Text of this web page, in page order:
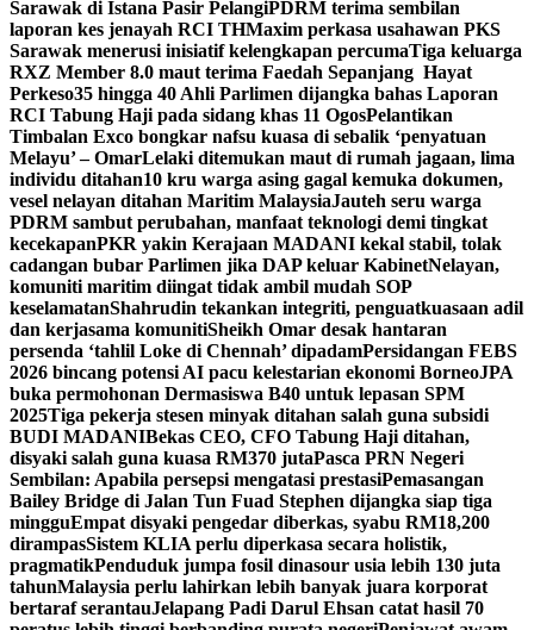
Sarawak di Istana Pasir PelangiPDRM terima sembilan
laporan kes jenayah RCI THMaxim perkasa usahawan PKS
Sarawak menerusi inisiatif kelengkapan percumaTiga keluarga
RXZ Member 8.0 maut terima Faedah Sepanjang Hayat
Perkeso35 hingga 40 Ahli Parlimen dijangka bahas Laporan
RCI Tabung Haji pada sidang khas 11 OgosPelantikan
Timbalan Exco bongkar nafsu kuasa di sebalik ‘penyatuan
Melayu’ – OmarLelaki ditemukan maut di rumah jagaan, lima
individu ditahan10 kru warga asing gagal kemuka dokumen,
vesel nelayan ditahan Maritim MalaysiaJauteh seru warga
PDRM sambut perubahan, manfaat teknologi demi tingkat
kecekapanPKR yakin Kerajaan MADANI kekal stabil, tolak
cadangan bubar Parlimen jika DAP keluar KabinetNelayan,
komuniti maritim diingat tidak ambil mudah SOP
keselamatanShahrudin tekankan integriti, penguatkuasaan adil
dan kerjasama komunitiSheikh Omar desak hantaran
persenda ‘tahlil Loke di Chennah’ dipadamPersidangan FEBS
2026 bincang potensi AI pacu kelestarian ekonomi BorneoJPA
buka permohonan Dermasiswa B40 untuk lepasan SPM
2025Tiga pekerja stesen minyak ditahan salah guna subsidi
BUDI MADANIBekas CEO, CFO Tabung Haji ditahan,
disyaki salah guna kuasa RM370 jutaPasca PRN Negeri
Sembilan: Apabila persepsi mengatasi prestasiPemasangan
Bailey Bridge di Jalan Tun Fuad Stephen dijangka siap tiga
mingguEmpat disyaki pengedar diberkas, syabu RM18,200
dirampasSistem KLIA perlu diperkasa secara holistik,
pragmatikPenduduk jumpa fosil dinasour usia lebih 130 juta
tahunMalaysia perlu lahirkan lebih banyak juara korporat
bertaraf serantauJelapang Padi Darul Ehsan catat hasil 70